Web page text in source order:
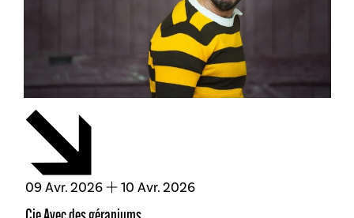
du
09 avril
Avr. 2026 au
10 avril
Avr. 2026